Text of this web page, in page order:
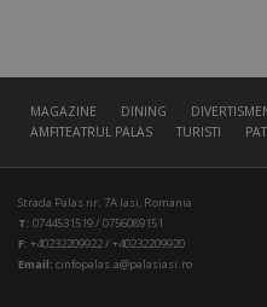
MAGAZINE DINING
AMFITEATRUL PALAS
TURISTI
Strada Palas nr. 7A Iasi, Romania
T: 0744531519 / 0756089151
F: +40232209922 / +40232209920
Email: cinfopalas.a@palasiasi.ro